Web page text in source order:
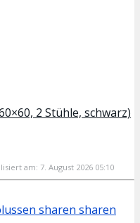
2 Stühle, schwarz)
am: 7. August 2026 05:10
sharen sharen